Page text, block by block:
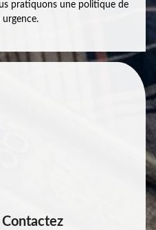
pratiquons une politique de